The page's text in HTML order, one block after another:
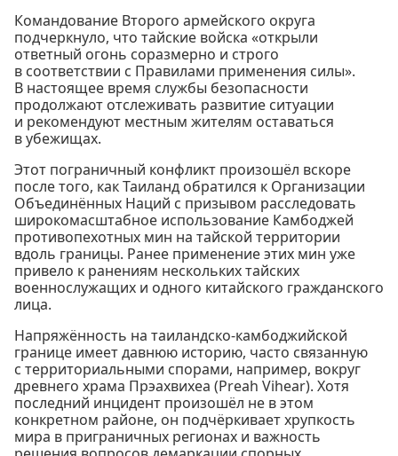
Командование Второго армейского округа
подчеркнуло, что тайские войска «открыли
ответный огонь соразмерно и строго
в соответствии с Правилами применения силы».
В настоящее время службы безопасности
продолжают отслеживать развитие ситуации
и рекомендуют местным жителям оставаться
в убежищах.
Этот пограничный конфликт произошёл вскоре
после того, как Таиланд обратился к Организации
Объединённых Наций с призывом расследовать
широкомасштабное использование Камбоджей
противопехотных мин на тайской территории
вдоль границы. Ранее применение этих мин уже
привело к ранениям нескольких тайских
военнослужащих и одного китайского гражданского
лица.
Напряжённость на таиландско-камбоджийской
границе имеет давнюю историю, часто связанную
с территориальными спорами, например, вокруг
древнего храма Прэахвихеа (Preah Vihear). Хотя
последний инцидент произошёл не в этом
конкретном районе, он подчёркивает хрупкость
мира в приграничных регионах и важность